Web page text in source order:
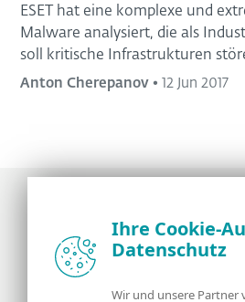
ESET hat eine komplexe und
Malware analysiert, die als
soll kritische Infrastrukturen
Anton Cherepanov • 12 Jun 2017
Neuigkeiten, Analysen und Tipps der ESET
Sicherheitsexperten
Ihre Cookie-
Datenschutz
Wir und unsere Partner